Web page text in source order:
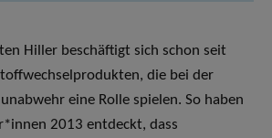
Hiller beschäftigt sich schon seit
die bei der
eine Rolle spielen. So haben
2013 entdeckt, dass